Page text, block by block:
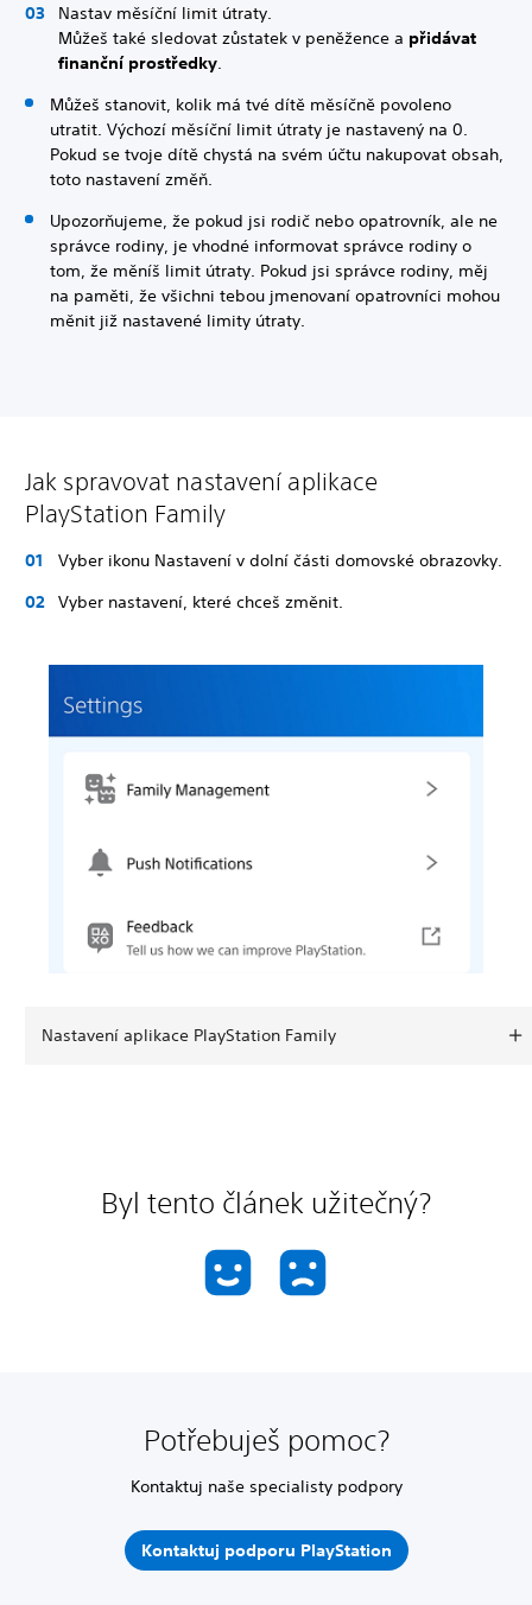
Nastav měsíční limit útraty.
Můžeš také sledovat zůstatek v peněžence a přidávat
finanční prostředky
Můžeš stanovit, kolik má tvé dítě měsíčně povoleno
utratit. Výchozí měsíční limit útraty je nastavený na 0.
Pokud se tvoje dítě chystá na svém účtu nakupovat obsah,
toto nastavení změň.
Upozorňujeme, že pokud jsi rodič nebo opatrovník, ale ne
správce rodiny, je vhodné informovat správce rodiny o
tom, že měníš limit útraty. Pokud jsi správce rodiny, měj
na paměti, že všichni tebou jmenovaní opatrovníci mohou
měnit již nastavené limity útraty.
Jak spravovat nastavení aplikace
PlayStation Family
Vyber ikonu Nastavení v dolní části domovské obrazovky.
Vyber nastavení, které chceš změnit.
Nastavení aplikace PlayStation Family
Byl tento článek užitečný?
Potřebuješ pomoc?
Kontaktuj naše specialisty podpory
Kontaktuj podporu PlayStation